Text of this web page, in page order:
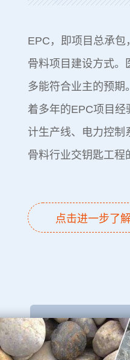
EPC，即项目总承
骨料项目建设方式。
多能符合业主的预期
着多年的EPC项目经
计生产线、电力控制
骨料行业交钥匙工程
点击进一步了